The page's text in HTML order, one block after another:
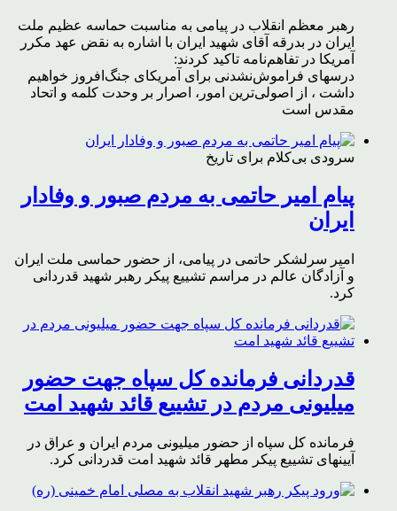
رهبر معظم انقلاب در پیامی به مناسبت حماسه عظیم ملت
ایران در بدرقه آقای شهید ایران با اشاره به نقض عهد مکرر
آمریکا در تفاهم‌نامه تاکید کردند:
درسهای فراموش‌نشدنی برای آمریکای جنگ‌افروز خواهیم
داشت ، از اصولی‌ترین امور، اصرار بر وحدت کلمه و اتحاد
مقدس است
سرودی بی‌کلام برای تاریخ
پیام امیر حاتمی به مردم صبور و وفادار
ایران
امیر سرلشکر حاتمی در پیامی، از حضور حماسی ملت ایران
و آزادگان عالم در مراسم تشییع پیکر رهبر شهید قدردانی
کرد.
قدردانی فرمانده کل سپاه جهت حضور
میلیونی مردم در تشییع قائد شهید امت
فرمانده کل سپاه از حضور میلیونی مردم ایران و عراق در
آیینهای تشییع پیکر مطهر قائد شهید امت قدردانی کرد.